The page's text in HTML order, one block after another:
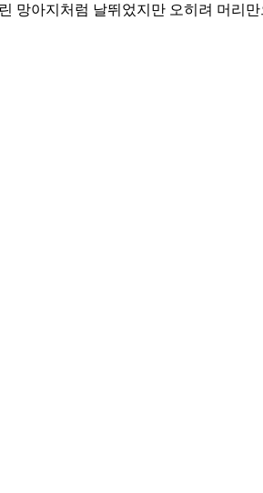
망아지처럼 날뛰었지만 오히려 머리